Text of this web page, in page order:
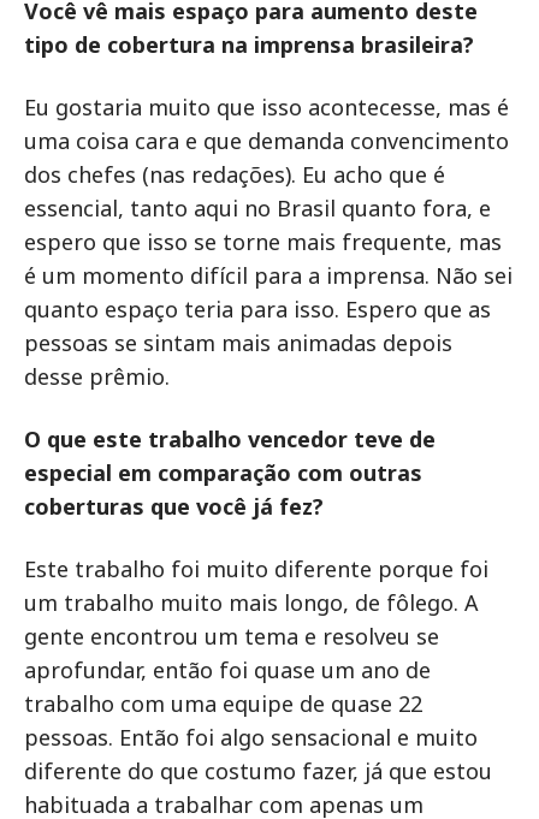
Você vê mais espaço para aumento deste
tipo de cobertura na imprensa brasileira?
Eu gostaria muito que isso acontecesse, mas é
uma coisa cara e que demanda convencimento
dos chefes (nas redações). Eu acho que é
essencial, tanto aqui no Brasil quanto fora, e
espero que isso se torne mais frequente, mas
é um momento difícil para a imprensa. Não sei
quanto espaço teria para isso. Espero que as
pessoas se sintam mais animadas depois
desse prêmio.
O que este trabalho vencedor teve de
especial em comparação com outras
coberturas que você já fez?
Este trabalho foi muito diferente porque foi
um trabalho muito mais longo, de fôlego. A
gente encontrou um tema e resolveu se
aprofundar, então foi quase um ano de
trabalho com uma equipe de quase 22
pessoas. Então foi algo sensacional e muito
diferente do que costumo fazer, já que estou
habituada a trabalhar com apenas um